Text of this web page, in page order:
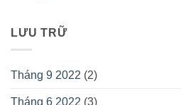
LƯU TRỮ
Tháng 9 2022 (2)
Tháng 6 2022 (3)